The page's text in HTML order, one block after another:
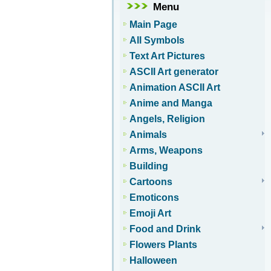
Menu
Main Page
All Symbols
Text Art Pictures
ASCII Art generator
Animation ASCII Art
Anime and Manga
Angels, Religion
Animals
Arms, Weapons
Building
Cartoons
Emoticons
Emoji Art
Food and Drink
Flowers Plants
Halloween